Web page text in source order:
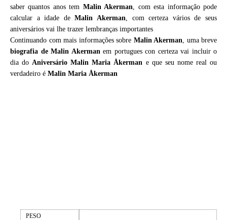
saber quantos anos tem Malin Akerman, com esta informação pode
calcular a idade deMalin Akerman, com certeza vários de seus
aniversários vai lhe trazer lembranças importantes
Continuando com mais informações sobre Malin Akerman, uma breve
biografia de Malin Akermanem portugues con certeza vai incluir o
dia doAniversário Malin Maria Åkerman e que seu nome real ou
verdadeiro é Malin Maria Åkerman
PESO